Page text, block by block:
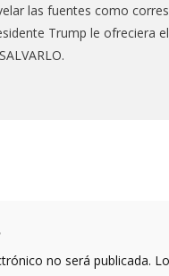
las fuentes como
Trump le ofreciera
no será publicada.